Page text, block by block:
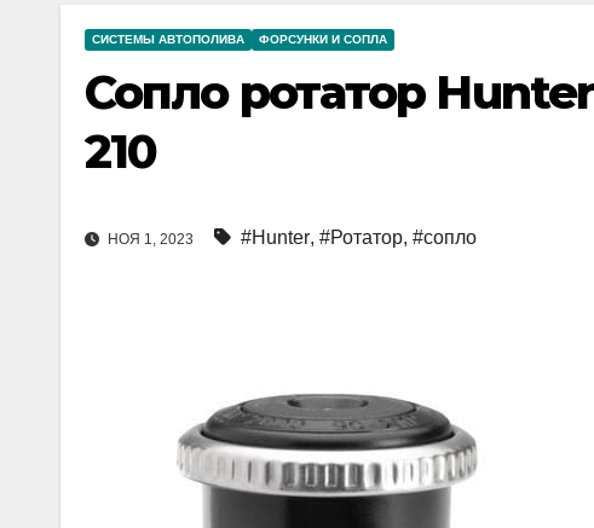
СИСТЕМЫ АВТОПОЛИВА ФОРСУНКИ И СОПЛА
Сопло ротатор
210
НОЯ 1, 2023 #Hunter, #Ротатор, #сопло